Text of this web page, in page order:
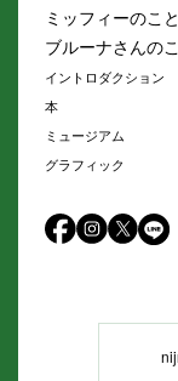
ミッフィーのこと
ブルーナさんの
イントロダクション
本
ミュージアム
グラフィック